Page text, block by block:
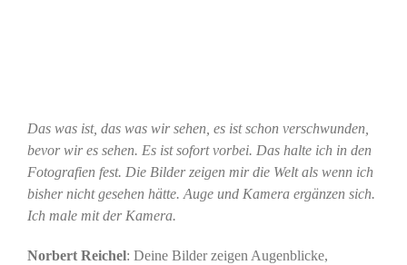
Das was ist, das was wir sehen, es ist schon verschwunden,
bevor wir es sehen. Es ist sofort vorbei. Das halte ich in den
Fotografien fest. Die Bilder zeigen mir die Welt als wenn ich
bisher nicht gesehen hätte. Auge und Kamera ergänzen sich.
Ich male mit der Kamera.
Norbert Reichel: Deine Bilder zeigen Augenblicke,